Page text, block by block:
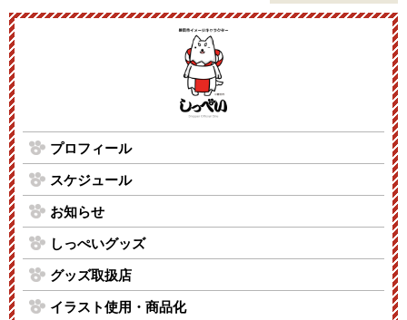
プロフィール
スケジュール
お知らせ
しっぺいグッズ
グッズ取扱店
イラスト使用・商品化